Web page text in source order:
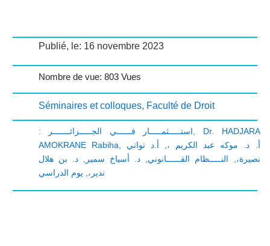
Publié, le: 16 novembre 2023
Nombre de vue: 803 Vues
Séminaires et colloques, Faculté de Droit
: استـــــثمـــــار فــــــي الجـــــزائـــــــر
Dr. HADJARA
AMOKRANE Rabiha
أ. د. موكه عبد الكريم ،
أ.د تواتي
نصيرة،
النـــــظام القــــــانوني د. أسياخ سمير ,د. بن هلال
ندير،
يوم الدراسي